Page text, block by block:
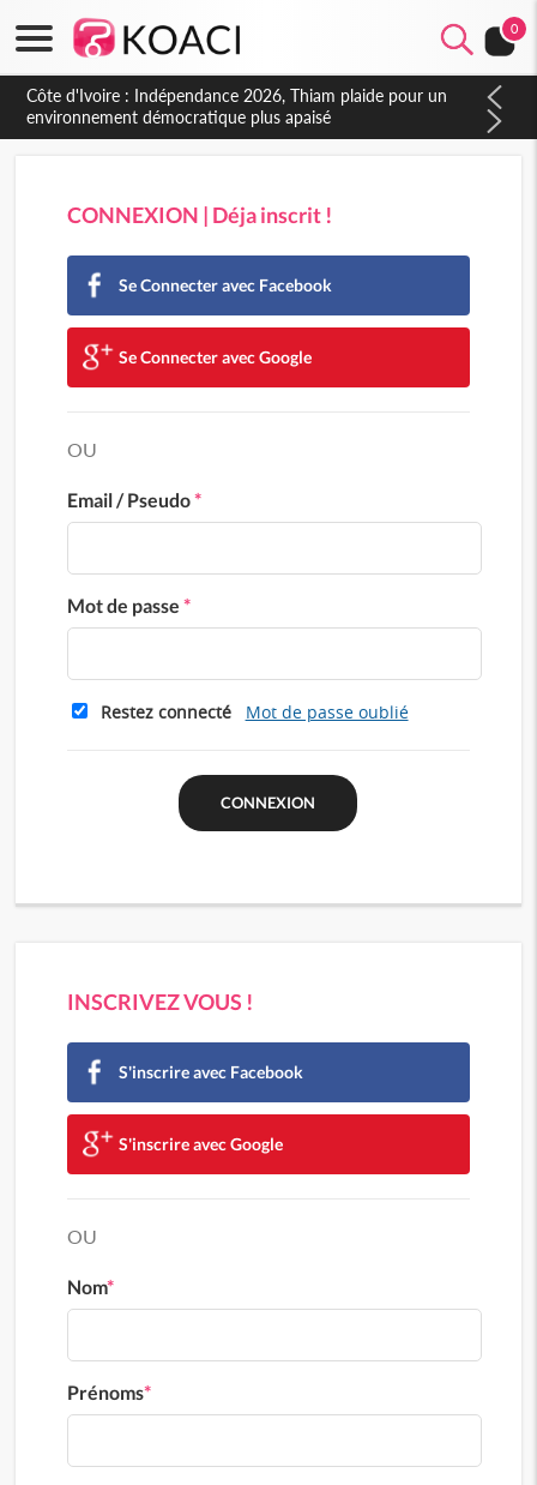
0
Côte d'Ivoire : Indépendance 2026, Thiam plaide pour un
environnement démocratique plus apaisé
CONNEXION | Déja inscrit !
Se Connecter avec Facebook
Se Connecter avec Google
OU
Email / Pseudo*
Mot de passe *
Restez connecté Mot de passe oublié
INSCRIVEZ VOUS !
S'inscrire avec Facebook
S'inscrire avec Google
OU
Nom*
Prénoms*